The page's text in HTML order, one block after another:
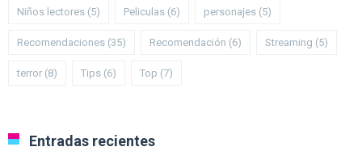
Niños lectores (5) Peliculas (6) personajes (5)
Recomendaciones (35) Recomendación (6) Streaming (5)
terror (8) Tips (6) Top (7)
Entradas recientes